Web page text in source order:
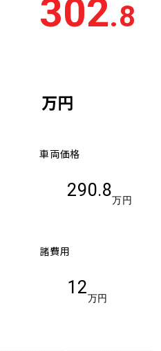
302.8
万円
車両価格
290.8
万円
諸費用
12
万円